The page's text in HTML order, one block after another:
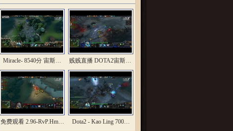
Miracle- 8540分 宙斯… 贱贱直播 DOTA2宙斯正…
免费观看 2.96-RvP.Hm… Dota2 - Kao Ling 700…